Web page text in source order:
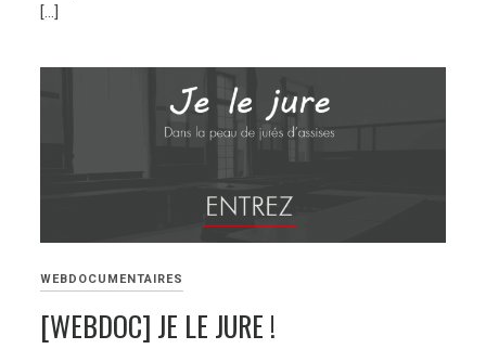
[…]
WEBDOCUMENTAIRES
[WEBDOC] JE LE JURE !